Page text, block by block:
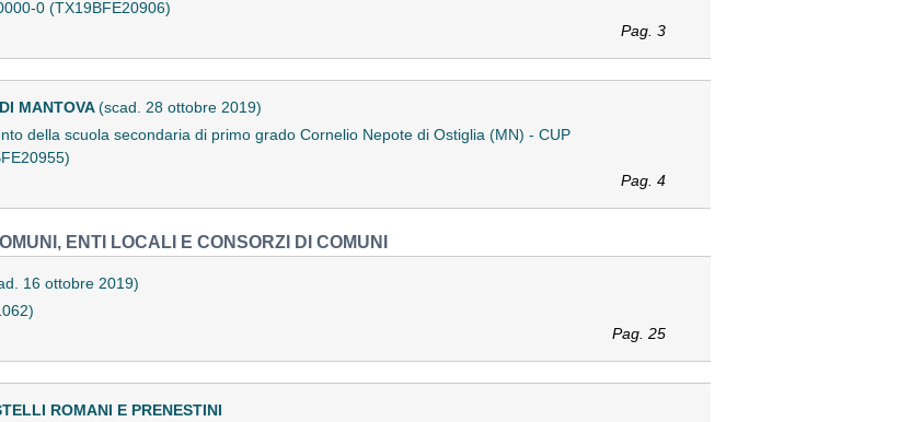
0 (TX19BFE20906)
Pag. 3
MANTOVA(scad. 28 ottobre 2019)
della scuola secondaria di primo grado Cornelio Nepote di Ostiglia (MN) - CUP
Pag. 4
ENTI LOCALI E CONSORZI DI COMUNI
16 ottobre 2019)
Pag. 25
ROMANI E PRENESTINI